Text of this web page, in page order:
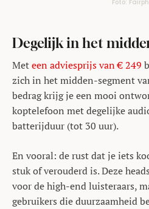
Foto:
Degelijk in het
Meteen adviesprijs van € 249
zich in het midden-segment
bedrag krijg je een mooi
koptelefoon met degelijke
batterijduur (tot 30 uur).
En vooral: de rust dat je iets
stuk of verouderd is. Deze
voor de high-end luisteraars,
gebruikers die duurzaamheid